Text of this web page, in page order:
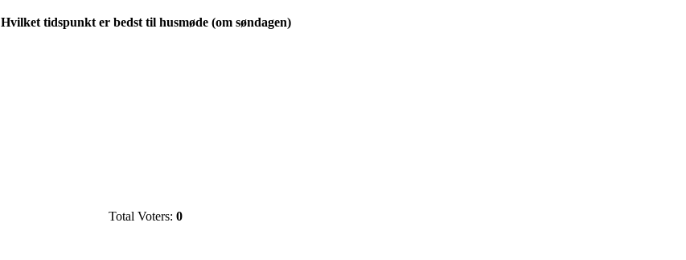
Hvilket tidspunkt er bedst til husmøde (om søndagen)
Total Voters: 0